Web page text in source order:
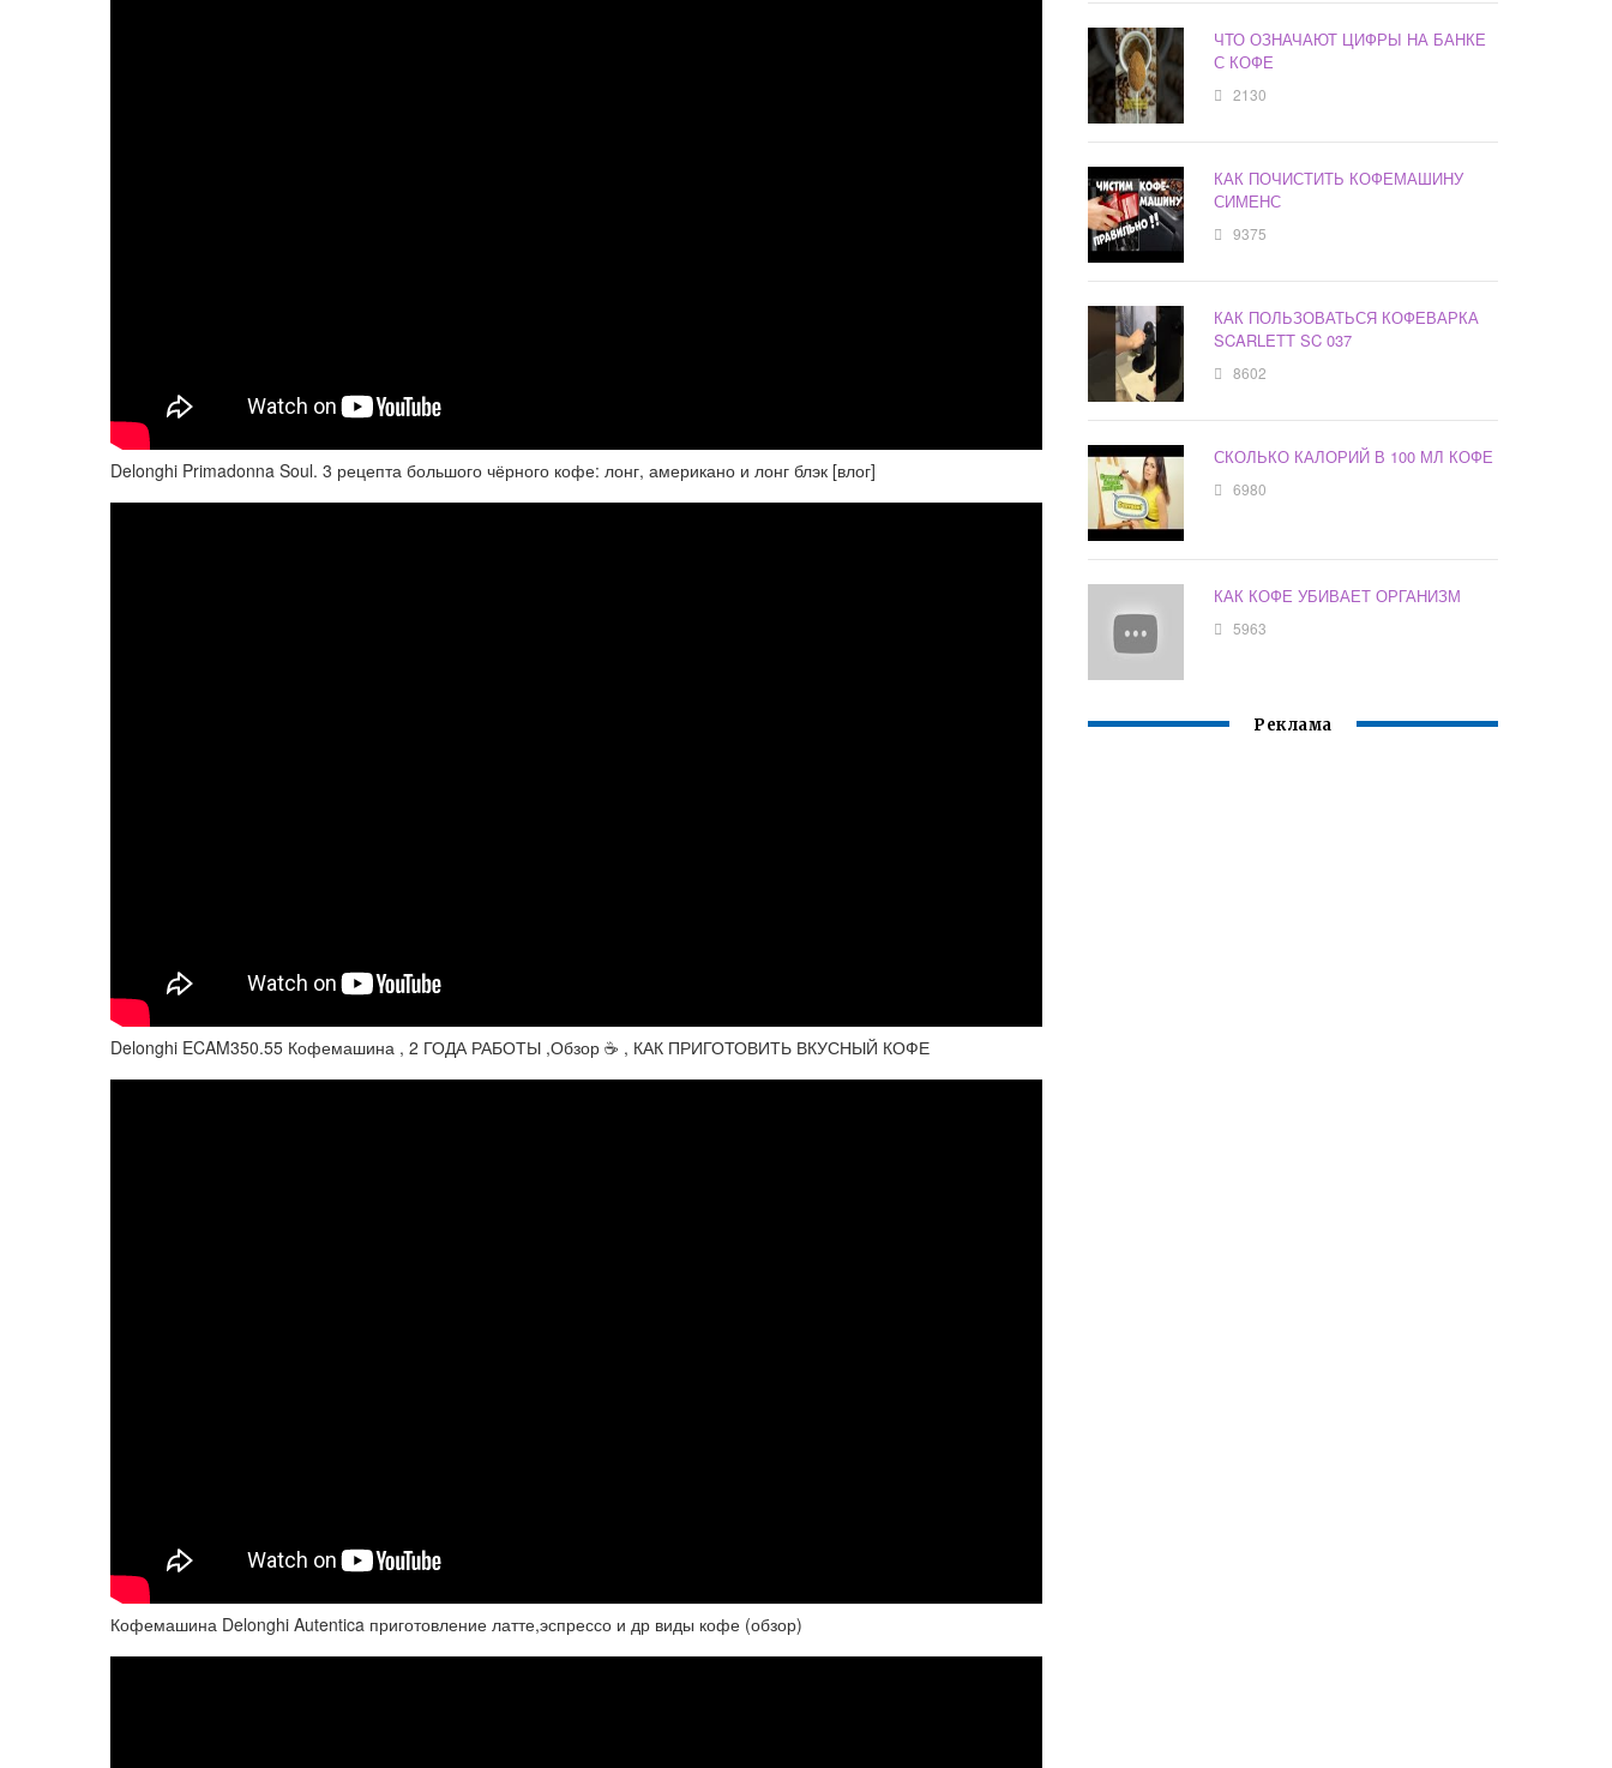
Delonghi Primadonna Soul. 3 рецепта большого чёрного кофе: лонг, американо и лонг блэк [влог]
Delonghi ECAM350.55 Кофемашина , 2 ГОДА РАБОТЫ ,Обзор ☕️ , КАК ПРИГОТОВИТЬ ВКУСНЫЙ КОФЕ
Кофемашина Delonghi Autentica приготовление латте,эспрессо и др виды кофе (обзор)
ЧТО ОЗНАЧАЮТ ЦИФРЫ НА БАНКЕ
С КОФЕ
2130
КАК ПОЧИСТИТЬ КОФЕМАШИНУ
СИМЕНС
9375
КАК ПОЛЬЗОВАТЬСЯ КОФЕВАРКА
SCARLETT SC 037
8602
СКОЛЬКО КАЛОРИЙ В 100 МЛ КОФЕ
6980
КАК КОФЕ УБИВАЕТ ОРГАНИЗМ
5963
Реклама